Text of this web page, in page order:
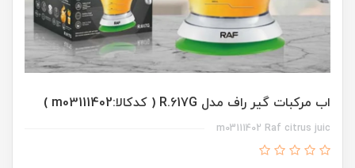
اب مرکبات گیر راف مدل R.617G ( کدکالا:m03111402 )
m03111402 Raf citrus juic